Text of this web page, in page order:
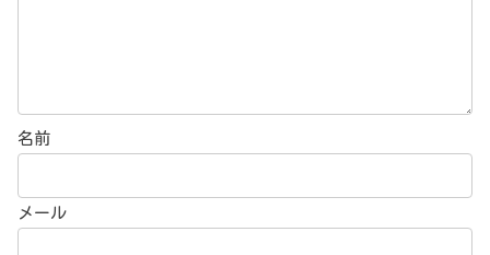
名前
メール